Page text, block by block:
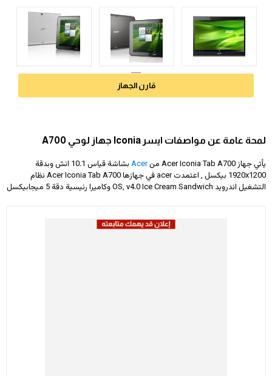
قارن الجهاز
لمحة عامة عن مواصفات ايسر Iconia جهاز لوحي A700
يأتي جهاز Acer Iconia Tab A700 من Acer بشاشة قياس 10.1 انش وبدقة
1920x1200
بيكسل , اعتمدت acer في جهازها Acer Iconia Tab A700 نظام
التشغيل اندرويد OS, v4.0 Ice Cream Sandwich وكاميرا رئيسية دقة 5 ميجابيكسل